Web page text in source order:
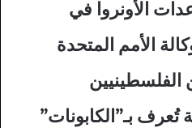
الأونروا في
الأمم المتحدة
الفلسطينيين
بـ”الكابونات”